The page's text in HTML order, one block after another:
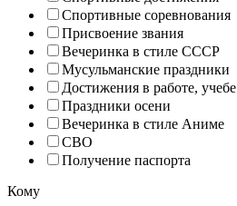
Спортивные соревнования
Присвоение звания
Вечеринка в стиле СССР
Мусульманские праздники
Достижения в работе, учебе
Праздники осени
Вечеринка в стиле Аниме
СВО
Получение паспорта
Кому